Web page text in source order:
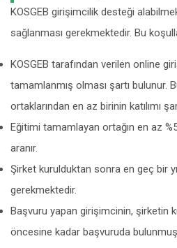
KOSGEB girişimcilik desteği
sağlanması gerekmektedir. Bu
KOSGEB tarafından verilen online
tamamlanmış olması şartı bulunur.
ortaklarından en az birinin katılımı
Eğitimi tamamlayan ortağın en az
aranır.
Şirket kurulduktan sonra en geç bir
gerekmektedir.
Başvuru yapan girişimcinin, şirketin
öncesine kadar başvuruda